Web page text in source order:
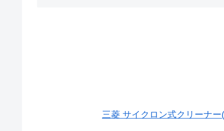
三菱 サイクロン式クリーナ